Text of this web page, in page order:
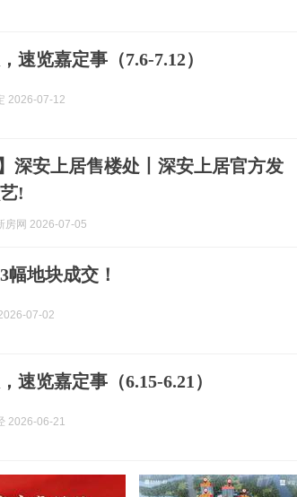
速览嘉定事（7.6-7.12）
2026-07-12
深安上居售楼处丨深安上居官方发
!
房网 2026-07-05
幅地块成交！
07-02
速览嘉定事（6.15-6.21）
2026-06-21